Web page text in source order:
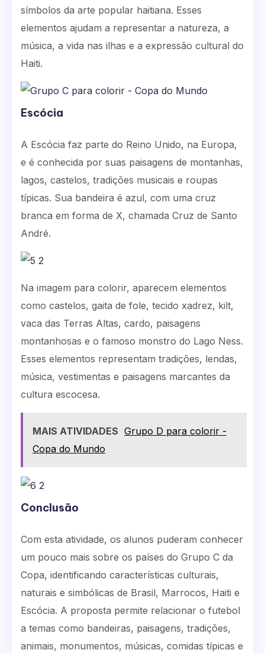
símbolos da arte popular haitiana. Esses
elementos ajudam a representar a natureza, a
música, a vida nas ilhas e a expressão cultural do
Haiti.
Escócia
A Escócia faz parte do Reino Unido, na Europa,
e é conhecida por suas paisagens de montanhas,
lagos, castelos, tradições musicais e roupas
típicas. Sua bandeira é azul, com uma cruz
branca em forma de X, chamada Cruz de Santo
André.
Na imagem para colorir, aparecem elementos
como castelos, gaita de fole, tecido xadrez, kilt,
vaca das Terras Altas, cardo, paisagens
montanhosas e o famoso monstro do Lago Ness.
Esses elementos representam tradições, lendas,
música, vestimentas e paisagens marcantes da
cultura escocesa.
MAIS ATIVIDADES Grupo D para colorir -
Copa do Mundo
Conclusão
Com esta atividade, os alunos puderam conhecer
um pouco mais sobre os países do Grupo C da
Copa, identificando características culturais,
naturais e simbólicas de Brasil, Marrocos, Haiti e
Escócia. A proposta permite relacionar o futebol
a temas como bandeiras, paisagens, tradições,
animais, monumentos, músicas, comidas típicas e